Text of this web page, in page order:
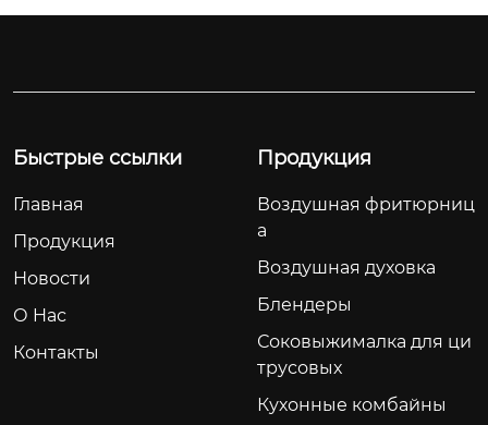
х встреч.
тали – чистую и быс
Быстрые ссылки
Главная
Продукция
Новости
О Hас
Контакты
Продукция
Воздушная фритюрниц
а
Воздушная духовка
Блендеры
Соковыжималка для ци
трусовых
Кухонные комбайны